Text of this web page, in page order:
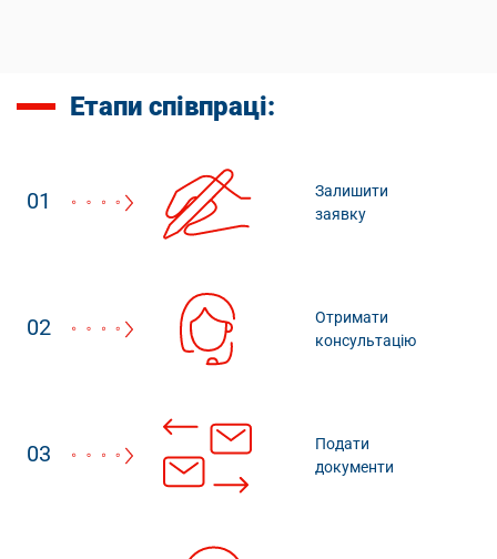
Етапи співпраці:
01
Залишити
заявку
02
Отримати
консультацію
03
Подати
документи